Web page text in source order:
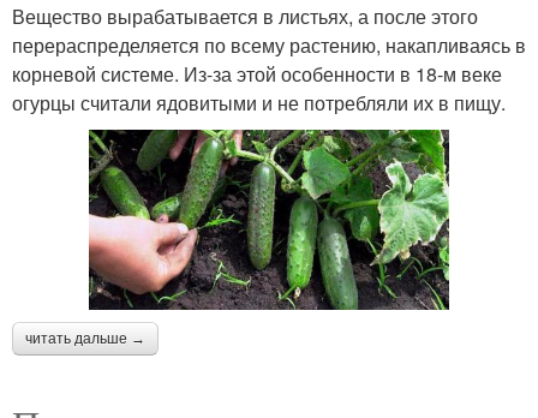
Вещество вырабатывается в листьях, а после этого
перераспределяется по всему растению, накапливаясь в
корневой системе. Из-за этой особенности в 18-м веке
огурцы считали ядовитыми и не потребляли их в пищу.
читать дальше →